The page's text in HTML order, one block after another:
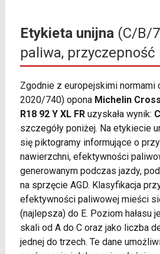
Etykieta unijna(C/B/
paliwa, przyczepność
Zgodnie z europejskimi normami
2020/740) opona Michelin
R18 92 Y XL FRuzyskała wynik: C
szczegóły poniżej. Na etykiecie
się piktogramy informujące o
nawierzchni, efektywności
generowanym podczas jazdy,
na sprzęcie AGD. Klasyfikacja
efektywności paliwowej mieści
(najlepsza) do E. Poziom hałasu
skali od A do C oraz jako liczba
jednej do trzech. Te dane